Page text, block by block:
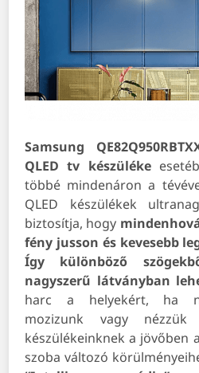
Samsung
QLED tv készüléke
többé mindenáron a
QLED készülékek
biztosítja, hogy
fény jusson és kevesebb
Így különböző
nagyszerű látványban
harc a helyekért, ha
mozizunk vagy
készülékeinknek a jövőben
szoba változó